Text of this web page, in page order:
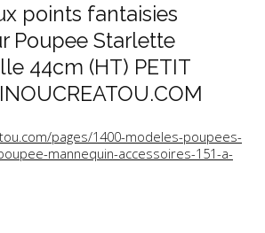
points fantaisies
Poupee Starlette
44cm (HT) PETIT
pages/1400-modeles-poupees-
mannequin-accessoires-151-a-